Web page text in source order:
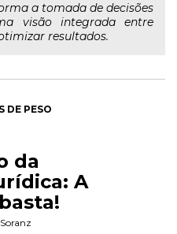
a tomada de decisões
visão integrada entre
resultados.
DE PESO
da
A